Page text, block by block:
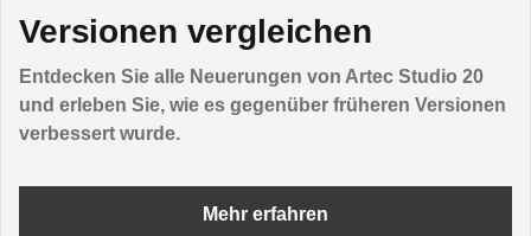
Versionen vergleichen
Entdecken Sie alle Neuerungen von Artec Studio 20
und erleben Sie, wie es gegenüber früheren Versionen
verbessert wurde.
Mehr erfahren